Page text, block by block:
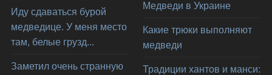
Иду сдаваться бурой
медведице. У меня место
там, белые грузд...
Заметил очень странную
Медведи в Украине
Какие трюки выполняют
медведи
Традиции хантов и манси: